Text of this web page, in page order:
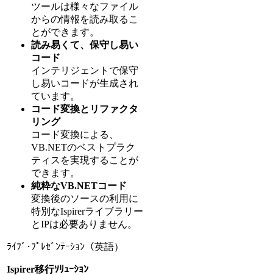
ツールは様々なファイル
からの情報を読み取るこ
とができます。
読み易くて、保守し易い
コード
インテリジェントで保守
し易いコードが生成され
ています。
コード変換とリファクタ
リング
コード変換による、
VB.NETのベストプラク
ティスを実現することが
できます。
純粋なVB.NETコード
変換後のソースの利用に
特別なIspirerライブラリー
とIPは必要ありません。
ﾗｲﾌﾞ･ﾌﾟﾚｾﾞﾝﾃｰｼｮﾝ（英語）
Ispirer移行ｿﾘｭｰｼｮﾝ